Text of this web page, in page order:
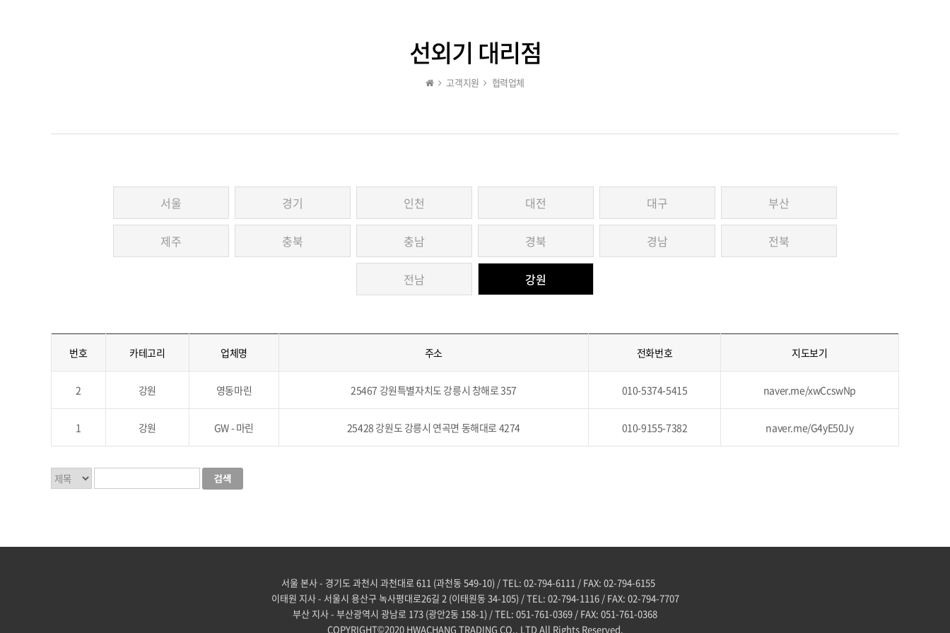
선외기 대리점
고객지원 협력업체
서울 경기 인천 대전 대구 부산
제주 충북 충남 경북 경남 전북
전남 강원
번호 카테고리 업체명 주소 전화번호 지도보기
2 강원 영동마린 25467 강원특별자치도 강릉시 창해로 357 010-5374-5415 naver.me/xwCcswNp
1 강원 GW - 마린 25428 강원도 강릉시 연곡면 동해대로 4274 010-9155-7382 naver.me/G4yE50Jy
서울 본사 - 경기도 과천시 과천대로 611 (과천동 549-10) / TEL: 02-794-6111 / FAX: 02-794-6155
이태원 지사 - 서울시 용산구 녹사평대로26길 2 (이태원동 34-105) / TEL: 02-794-1116 / FAX: 02-794-7707
부산 지사 - 부산광역시 광남로 173 (광안2동 158-1) / TEL: 051-761-0369 / FAX: 051-761-0368
COPYRIGHT©2020 HWACHANG TRADING CO., LTD All Rights Reserved.